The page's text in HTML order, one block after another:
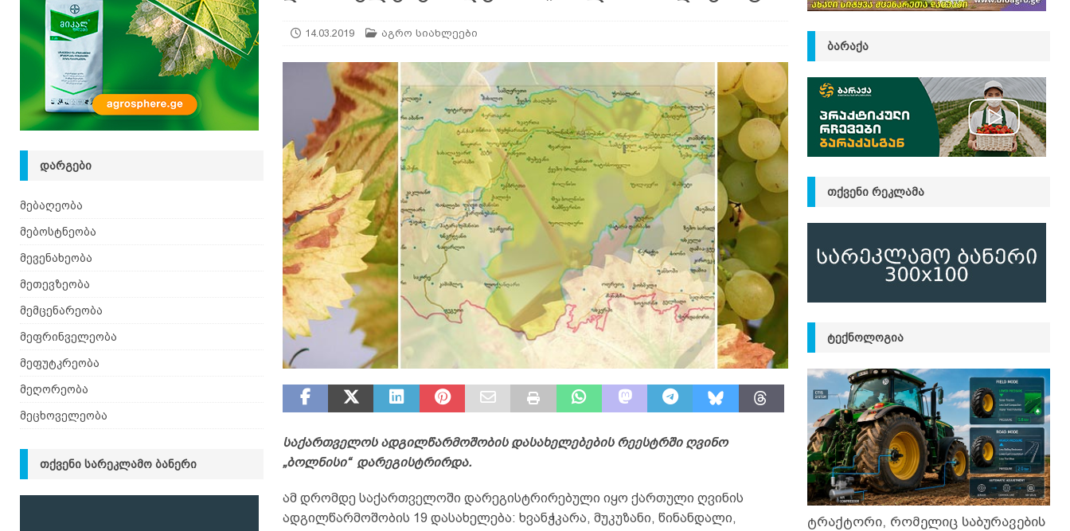
14.03.2019 აგრო სიახლეები
საქართველოს ადგილწარმოშობის დასახელებების რეესტრში ღვინო
„ბოლნისი“ დარეგისტრირდა.
ამ დრომდე საქართველოში დარეგისტრირებული იყო ქართული ღვინის
ადგილწარმოშობის 19 დასახელება: ხვანჭკარა, მუკუზანი, წინანდალი,
ᲓᲐᲠᲒᲔᲑᲘ
მებაღეობა
მებოსტნეობა
მევენახეობა
მეთევზეობა
მემცენარეობა
მეფრინველეობა
მეფუტკრეობა
მეღორეობა
მეცხოველეობა
ᲗᲥᲕᲔᲜᲘ ᲡᲐᲠᲔᲙᲚᲐᲛᲝ ᲑᲐᲜᲔᲠᲘ
ᲑᲐᲠᲐᲥᲐ
ᲗᲥᲕᲔᲜᲘ ᲠᲔᲙᲚᲐᲛᲐ
ᲢᲔᲥᲜᲝᲚᲝᲒᲘᲐ
ტრაქტორი, რომელიც საბურავების